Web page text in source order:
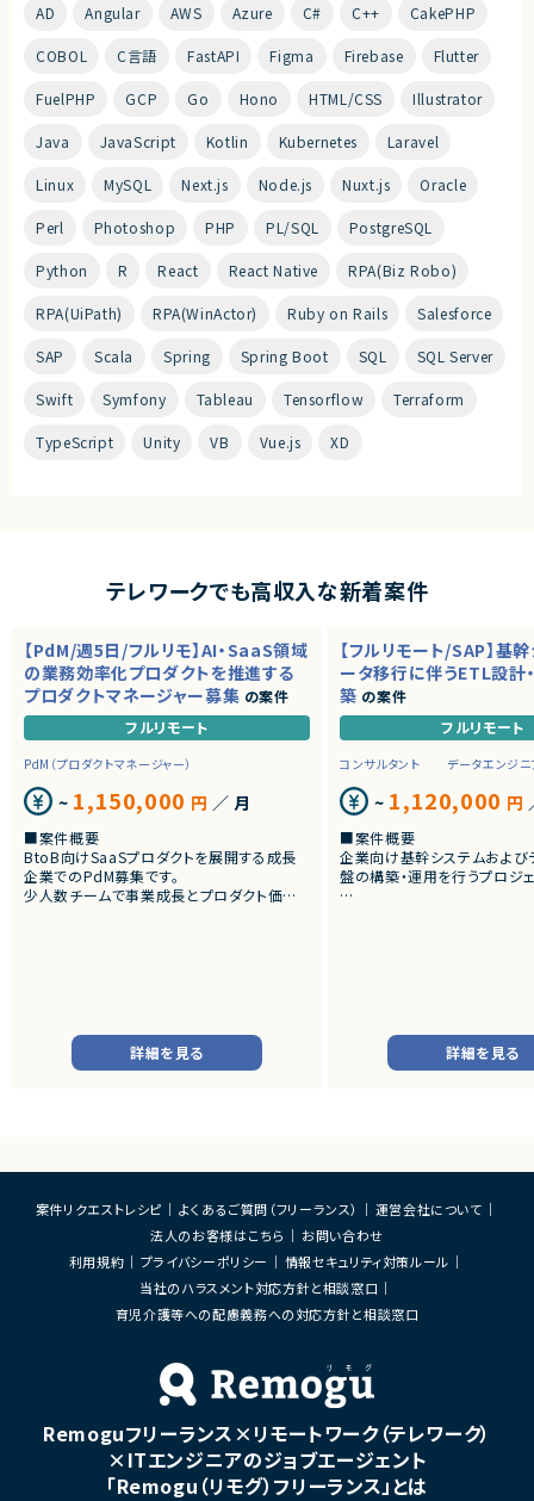
AD Angular AWS Azure C# C++ CakePHP
COBOL C言語 FastAPI Figma Firebase Flutter
FuelPHP GCP Go Hono HTML/CSS Illustrator
Java JavaScript Kotlin Kubernetes Laravel
Linux MySQL Next.js Node.js Nuxt.js Oracle
Perl Photoshop PHP PL/SQL PostgreSQL
Python R React React Native RPA(Biz Robo)
RPA(UiPath) RPA(WinActor) Ruby on Rails Salesforce
SAP Scala Spring Spring Boot SQL SQL Server
Swift Symfony Tableau Tensorflow Terraform
TypeScript Unity VB Vue.js XD
テレワークでも高収入な新着案件
【PdM/週5日/フルリモ】AI・SaaS領域
の業務効率化プロダクトを推進する
プロダクトマネージャー募集 の案件
フルリモート
PdM（プロダクトマネージャー）
~ 1,150,000 円 ／ 月
■案件概要
BtoB向けSaaSプロダクトを展開する成長
企業でのPdM募集です。
少人数チームで事業成長とプロダクト価値
・新規サービス開発プロジェクト
・仮説立案、検証、優先順位付け
・KPI設計、ロードマップ策定および運用
・エンジニア、デザイナー、CS、Biz、マーケテ
ィングとの連携推進
・既存サービス拡大および新規プロダクト強
・プロダクト企画
・開発推進
詳細を見る
【フルリモート/SAP】基
ータ移行に伴うETL設計
築 の案件
フルリモート
コンサルタント データエンジニ
~ 1,120,000 円
■案件概要
企業向け基幹システムおよび
盤の構築・運用を行うプロジェ
■業務内容
・SAP BWの既存データモデ
び帳票出力基盤の構築
・各種データ検証、テスト対応
・周辺システムとのデータ連
装支援
■その他補足
・フルリモート勤務 （初日の
詳細を見る
案件リクエストレシピ よくあるご質問（フリーランス）
運営会社について
法人のお客様はこちら
お問い合わせ
利用規約
プライバシーポリシー
情報セキュリティ対策ルール
当社のハラスメント対応方針と相談窓口
育児介護等への配慮義務への対応方針と相談窓口
Remoguフリーランス×リモートワーク（テレワーク）
×ITエンジニアのジョブエージェント
「Remogu（リモグ）フリーランス」とは